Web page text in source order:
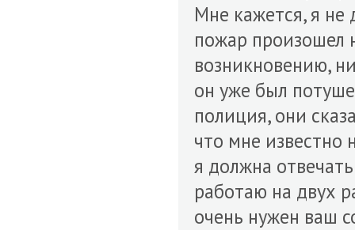
Мне кажется, я не
пожар произошел
возникновению,
он уже был
полиция, они
что мне известно
я должна
работаю на двух
очень нужен ваш